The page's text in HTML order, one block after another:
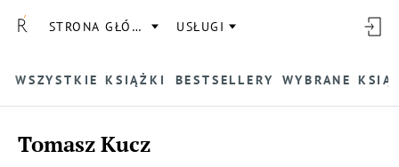
STRONA GŁÓWNA USŁUGI
WSZYSTKIE KSIĄŻKI BESTSELLERY WYBRANE
Tomasz Kucz